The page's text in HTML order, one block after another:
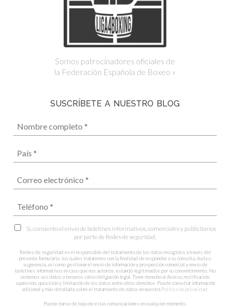
Somos patrocinadores oficiales de
la Federación Española de Boxeo »
SUSCRÍBETE A NUESTRO BLOG
Sí, consiento el envío de boletines informativos, comerciales y publicitarios
por parte de Redes de seguridad.
Redes de seguridad es el responsable del tratamiento de los datos recogidos a través del
presente formulario, los cuales trataremos con la finalidad de responder a su consulta, duda o
sugerencia, así como gestionar el envío de información y prospección comercial y envío de
boletines informativos en caso que nos autorice, estando legitimados por su consentimiento. No
cedemos sus datos a terceros salvo obligación legal. Tiene derecho al Acceso, rectificación,
supresión, oposición y limitación de los datos entre otros derechos. Puede consultar información
adicional y más detallada sobre el tratamiento de datos en nuestra Política de privacidad
Puede darse de baja de estas comunicaciones en cualquier momento.